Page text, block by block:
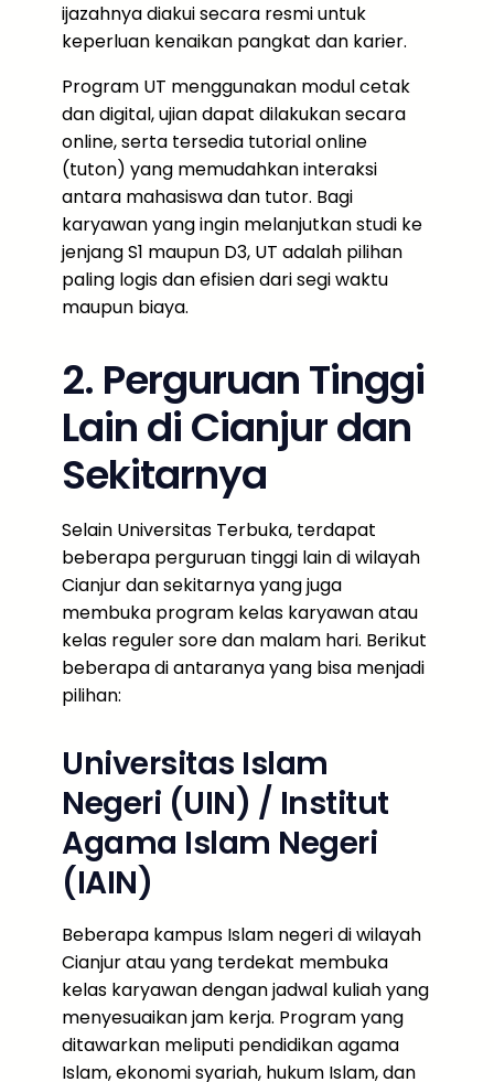
ijazahnya diakui secara resmi untuk
keperluan kenaikan pangkat dan karier.
Program UT menggunakan modul cetak
dan digital, ujian dapat dilakukan secara
online, serta tersedia tutorial online
(tuton) yang memudahkan interaksi
antara mahasiswa dan tutor. Bagi
karyawan yang ingin melanjutkan studi ke
jenjang S1 maupun D3, UT adalah pilihan
paling logis dan efisien dari segi waktu
maupun biaya.
2. Perguruan Tinggi
Lain di Cianjur dan
Sekitarnya
Selain Universitas Terbuka, terdapat
beberapa perguruan tinggi lain di wilayah
Cianjur dan sekitarnya yang juga
membuka program kelas karyawan atau
kelas reguler sore dan malam hari. Berikut
beberapa di antaranya yang bisa menjadi
pilihan:
Universitas Islam
Negeri (UIN) / Institut
Agama Islam Negeri
(IAIN)
Beberapa kampus Islam negeri di wilayah
Cianjur atau yang terdekat membuka
kelas karyawan dengan jadwal kuliah yang
menyesuaikan jam kerja. Program yang
ditawarkan meliputi pendidikan agama
Islam, ekonomi syariah, hukum Islam, dan